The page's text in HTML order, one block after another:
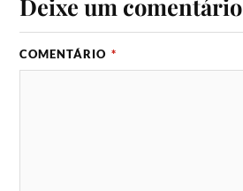
Deixe um comentário
COMENTÁRIO *